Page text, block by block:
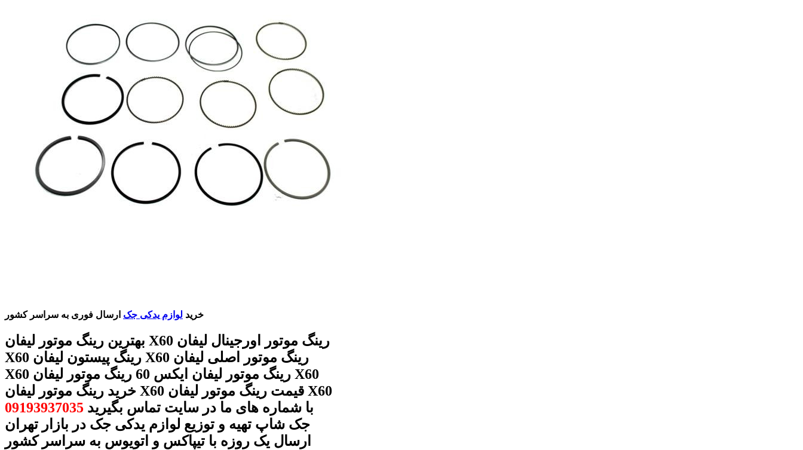
خرید لوازم یدکی جک ارسال فوری به سراسر کشور
بهترین رینگ موتور لیفان X60 رینگ موتور اورجینال لیفان
X60 رینگ پیستون لیفان X60 رینگ موتور اصلی لیفان
X60 رینگ موتور لیفان ایکس 60 رینگ موتور لیفان X60
خرید رینگ موتور لیفان X60 قیمت رینگ موتور لیفان X60
با شماره های ما در سایت تماس بگیرید 09193937035
جک شاپ تهیه و توزیع لوازم یدکی جک در بازار تهران
ارسال یک روزه با تیپاکس و اتویوس به سراسر کشور